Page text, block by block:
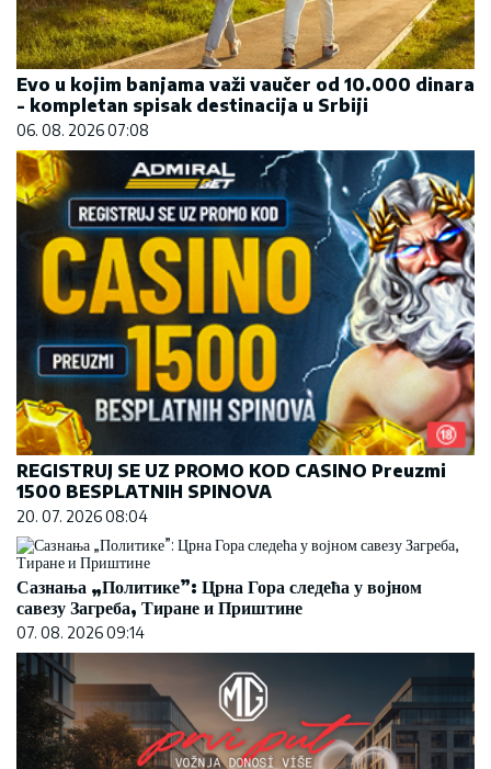
Evo u kojim banjama važi vaučer od 10.000 dinara
- kompletan spisak destinacija u Srbiji
06. 08. 2026 07:08
REGISTRUJ SE UZ PROMO KOD CASINO Preuzmi
1500 BESPLATNIH SPINOVA
20. 07. 2026 08:04
Сазнања „Политике”: Црна Гора следећа у војном
савезу Загреба, Тиране и Приштине
07. 08. 2026 09:14